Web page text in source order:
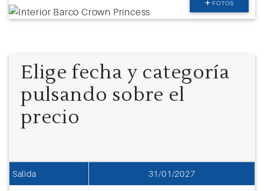
FOTOS
Elige fecha y categoría
pulsando sobre el
precio
Salida 31/01/2027